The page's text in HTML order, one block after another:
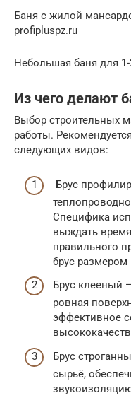
Баня с жилой
profipluspz.ru
Небольшая баня для
Из чего делают
Выбор строительных
работы.
следующих видов:
Брус
Специфика
выждать
правильного
брус размером
Брус клееный
ровная
эффективное
Брус
сырьё,